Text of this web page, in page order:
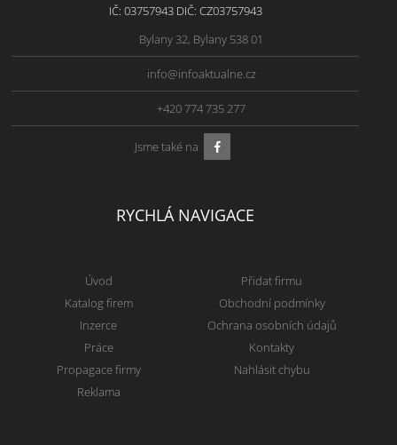
IČ: 03757943 DIČ: CZ03757943
Bylany 32, Bylany 538 01
info@infoaktualne.cz
+420 774 735 277
Jsme také na
RYCHLÁ NAVIGACE
Úvod
Katalog firem
Inzerce
Práce
Propagace firmy
Reklama
Přidat firmu
Obchodní podmínky
Ochrana osobních údajů
Kontakty
Nahlásit chybu